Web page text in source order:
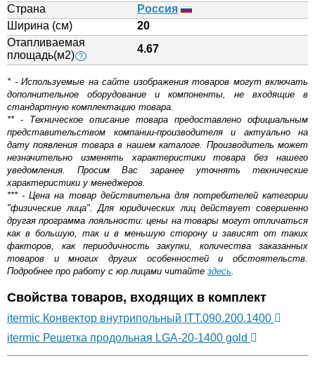
Страна
Россия
Ширина (см)
20
Отапливаемая
площадь(м2) ?
4.67
* - Используемые на сайте изображения товаров могут включать
дополнительное оборудование и компоненты, не входящие в
стандартную комплектацию товара.
** - Техническое описание товара предоставлено официальным
представительством компании-производителя и актуально на
дату появления товара в нашем каталоге. Производитель может
незначительно изменять характеристики товара без нашего
уведомления. Просим Вас заранее уточнять технические
характеристики у менеджеров.
*** - Цена на товар действительна для потребителей категории
"физические лица". Для юридических лиц действует совершенно
другая программа лояльности: цены на товары могут отличаться
как в большую, так и в меньшую сторону и зависят от таких
факторов, как периодичность закупки, количества заказанных
товаров и многих других особенностей и обстоятельств.
Подробнее про работу с юр.лицами читайте здесь.
Свойства товаров, входящих в комплект
itermic Конвектор внутрипольный ITT.090.200.1400
itermic Решетка продольная LGA-20-1400 gold